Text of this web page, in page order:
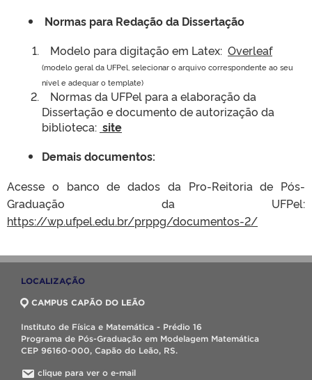
Normas para Redação da Dissertação
Modelo para digitação em Latex: Overleaf
(modelo geral da UFPel, selecionar o arquivo correspondente ao seu
nível e adequar o template)
Normas da UFPel para a elaboração da
Dissertação e documento de autorização da
biblioteca: site
Demais documentos:
Acesse o banco de dados da Pro-Reitoria de Pós-
Graduação da UFPel:
https://wp.ufpel.edu.br/prppg/documentos-2/
LOCALIZAÇÃO
CAMPUS CAPÃO DO LEÃO
Instituto de Física e Matemática - Prédio 16
Programa de Pós-Graduação em Modelagem Matemática
CEP 96160-000, Capão do Leão, RS.
clique para ver o e-mail